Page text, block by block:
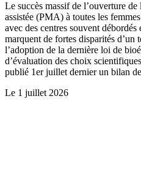
Le succès massif de l’ouverture
assistée (PMA) à toutes les
avec des centres souvent débordés
marquent de fortes disparités d’un
l’adoption de la dernière loi de
d’évaluation des choix
publié 1er juillet dernier un bilan
Le 1 juillet 2026